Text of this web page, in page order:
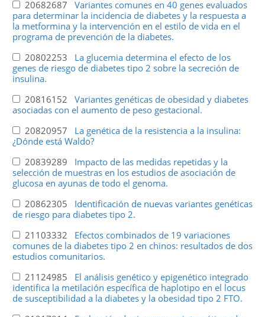
20682687 Variantes comunes en 40 genes evaluados
para determinar la incidencia de diabetes y la respuesta a
la metformina y la intervención en el estilo de vida en el
programa de prevención de la diabetes.
20802253 La glucemia determina el efecto de los
genes de riesgo de diabetes tipo 2 sobre la secreción de
insulina.
20816152 Variantes genéticas de obesidad y diabetes
asociadas con el aumento de peso gestacional.
20820957 La genética de la resistencia a la insulina:
¿Dónde está Waldo?
20839289 Impacto de las medidas repetidas y la
selección de muestras en los estudios de asociación de
glucosa en ayunas de todo el genoma.
20862305 Identificación de nuevas variantes genéticas
de riesgo para diabetes tipo 2.
21103332 Efectos combinados de 19 variaciones
comunes de la diabetes tipo 2 en chinos: resultados de dos
estudios comunitarios.
21124985 El análisis genético y epigenético integrado
identifica la metilación específica de haplotipo en el locus
de susceptibilidad a la diabetes y la obesidad tipo 2 FTO.